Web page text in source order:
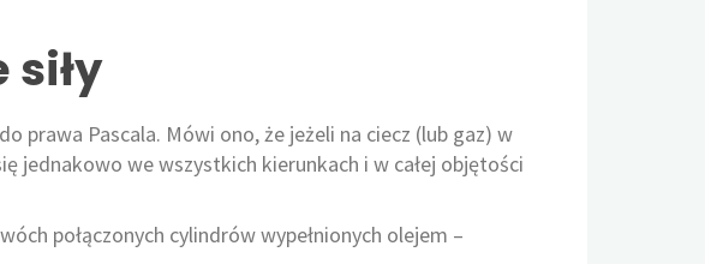
siły
prawa Pascala. Mówi ono, że jeżeli na ciecz (lub gaz) w
jednakowo we wszystkich kierunkach i w całej objętości
połączonych cylindrów wypełnionych olejem –